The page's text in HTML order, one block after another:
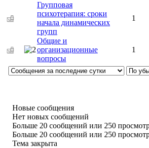
Групповая
психотерапия: сроки
начала динамических
групп
1
Общие и
организационные
вопросы
1
Новые сообщения
Нет новых сообщений
Больше 20 сообщений или 250
Больше 20 сообщений или 250
Тема закрыта